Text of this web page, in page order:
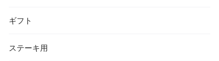
ギフト
ステーキ用